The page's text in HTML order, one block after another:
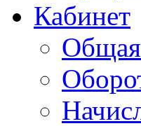
Кабинет